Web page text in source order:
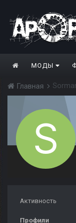
МОДЫ
Главная
Активность
Профили